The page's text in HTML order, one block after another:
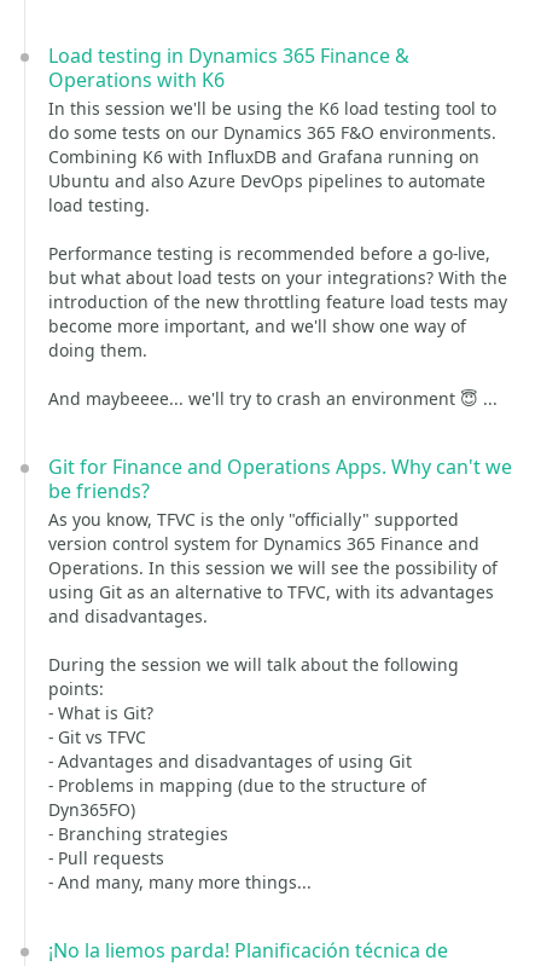
Load testing in Dynamics 365 Finance &
Operations with K6
In this session we'll be using the K6 load testing tool to
do some tests on our Dynamics 365 F&O environments.
Combining K6 with InfluxDB and Grafana running on
Ubuntu and also Azure DevOps pipelines to automate
load testing.
Performance testing is recommended before a go-live,
but what about load tests on your integrations? With the
introduction of the new throttling feature load tests may
become more important, and we'll show one way of
doing them.
And maybeeee... we'll try to crash an environment 😇 ...
Git for Finance and Operations Apps. Why can't we
be friends?
As you know, TFVC is the only "officially" supported
version control system for Dynamics 365 Finance and
Operations. In this session we will see the possibility of
using Git as an alternative to TFVC, with its advantages
and disadvantages.
During the session we will talk about the following
points:
- What is Git?
- Git vs TFVC
- Advantages and disadvantages of using Git
- Problems in mapping (due to the structure of
Dyn365FO)
- Branching strategies
- Pull requests
- And many, many more things...
¡No la liemos parda! Planificación técnica de